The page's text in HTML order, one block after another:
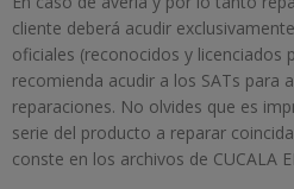
cliente deberá acudir
oficiales (reconocidos y licenciados
recomienda acudir a los SATs para
reparaciones. No olvides que es
serie del producto a reparar
conste en los archivos de CUCALA